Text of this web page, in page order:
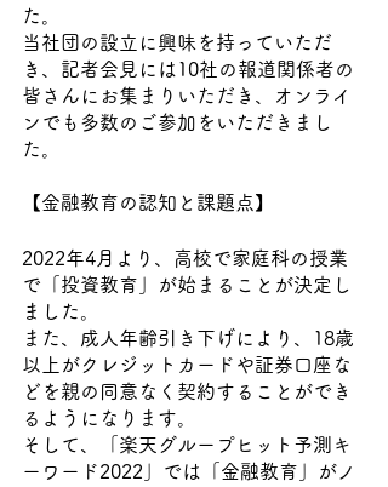
た。
当社団の設立に興味を持っていただ
き、記者会見には10社の報道関係者の
皆さんにお集まりいただき、オンライ
ンでも多数のご参加をいただきまし
た。
【金融教育の認知と課題点】
2022年4月より、高校で家庭科の授業
で「投資教育」が始まることが決定し
ました。
また、成人年齢引き下げにより、18歳
以上がクレジットカードや証券口座な
どを親の同意なく契約することができ
るようになります。
そして、「楽天グループヒット予測キ
ーワード2022」では「金融教育」がノ